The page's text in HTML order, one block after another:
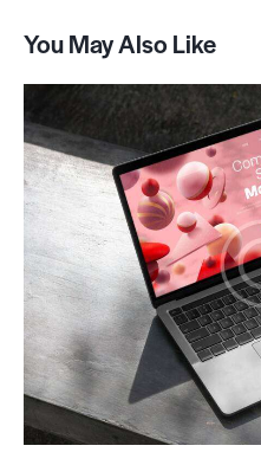
You May Also Like